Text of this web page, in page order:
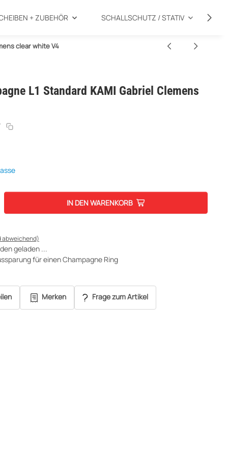
+ ZUBEHÖR SCHALLSCHUTZ / STATIV
clear white V4
L1 Standard KAMI Gabriel Clemens
IN DEN WARENKORB
abweichend)
geladen ...
für einen Champagne Ring
Merken Frage zum Artikel